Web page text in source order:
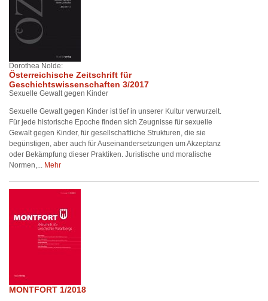
Dorothea Nolde:
Österreichische Zeitschrift für
Geschichtswissenschaften 3/2017
Sexuelle Gewalt gegen Kinder
Sexuelle Gewalt gegen Kinder ist tief in unserer Kultur verwurzelt.
Für jede historische Epoche finden sich Zeugnisse für sexuelle
Gewalt gegen Kinder, für gesellschaftliche Strukturen, die sie
begünstigen, aber auch für Auseinandersetzungen um Akzeptanz
oder Bekämpfung dieser Praktiken. Juristische und moralische
Normen,... Mehr
MONTFORT 1/2018